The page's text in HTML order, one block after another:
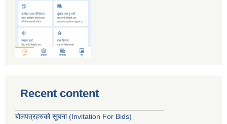
Recent content
बोलपत्रहरुको सूचना (Invitation For Bids)